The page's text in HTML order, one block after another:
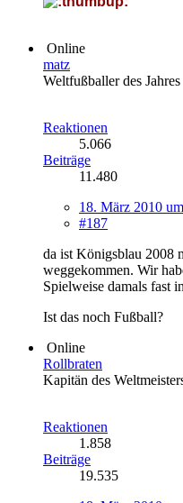
Online
matz
Weltfußballer des Jahres
Reaktionen
5.066
Beiträge
11.480
18. März 2010
#187
da ist Königsblau 2008
weggekommen. Wir
Spielweise damals fast
Ist das noch Fußball?
Online
Rollbraten
Kapitän des
Reaktionen
1.858
Beiträge
19.535